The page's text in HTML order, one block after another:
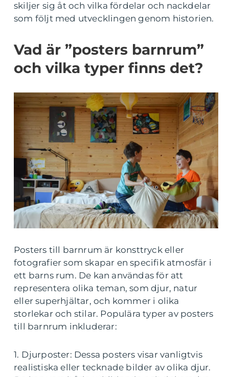
skiljer sig åt och vilka fördelar och nackdelar
som följt med utvecklingen genom historien.
Vad är ”posters barnrum”
och vilka typer finns det?
Posters till barnrum är konsttryck eller
fotografier som skapar en specifik atmosfär i
ett barns rum. De kan användas för att
representera olika teman, som djur, natur
eller superhjältar, och kommer i olika
storlekar och stilar. Populära typer av posters
till barnrum inkluderar:
1. Djurposter: Dessa posters visar vanligtvis
realistiska eller tecknade bilder av olika djur.